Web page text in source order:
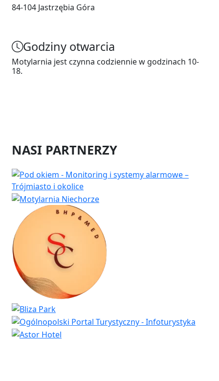
84-104 Jastrzębia Góra
Godziny otwarcia
Motylarnia jest czynna codziennie w godzinach 10-
18.
NASI PARTNERZY